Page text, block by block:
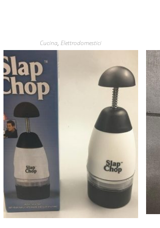
Cucina,Elettrodomestici